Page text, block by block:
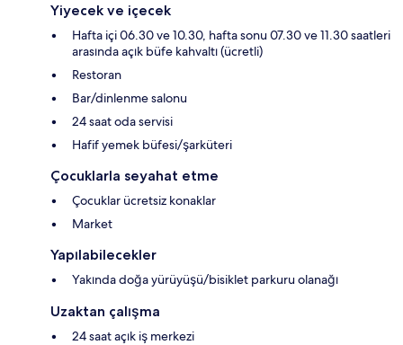
Yiyecek ve içecek
Hafta içi 06.30 ve 10.30, hafta sonu 07.30 ve 11.30 saatleri
arasında açık büfe kahvaltı (ücretli)
Restoran
Bar/dinlenme salonu
24 saat oda servisi
Hafif yemek büfesi/şarküteri
Çocuklarla seyahat etme
Çocuklar ücretsiz konaklar
Market
Yapılabilecekler
Yakında doğa yürüyüşü/bisiklet parkuru olanağı
Uzaktan çalışma
24 saat açık iş merkezi